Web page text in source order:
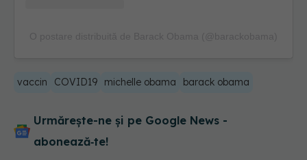
vaccin COVID19 michelle obama barack obama
Urmărește-ne și pe Google News -
abonează‑te!